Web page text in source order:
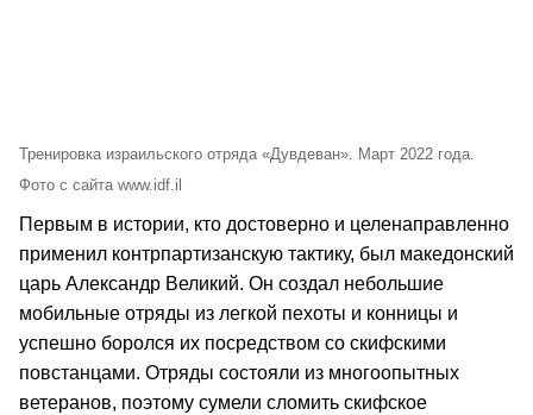
Тренировка израильского отряда «Дувдеван». Март 2022 года.
Фото с сайта www.idf.il
Первым в истории, кто достоверно и целенаправленно
применил контрпартизанскую тактику, был македонский
царь Александр Великий. Он создал небольшие
мобильные отряды из легкой пехоты и конницы и
успешно боролся их посредством со скифскими
повстанцами. Отряды состояли из многоопытных
ветеранов, поэтому сумели сломить скифское